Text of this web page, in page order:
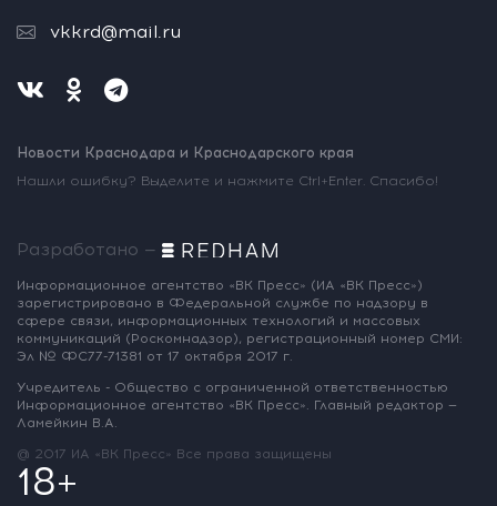
vkkrd@mail.ru
Новости Краснодара и Краснодарского края
Нашли ошибку? Выделите и нажмите Ctrl+Enter. Спасибо!
Разработано —
Информационное агентство «ВК Пресс» (ИА «ВК Пресс»)
зарегистрировано в Федеральной службе по надзору в
сфере связи, информационных технологий и массовых
коммуникаций (Роскомнадзор), регистрационный номер СМИ:
Эл № ФС77-71381 от 17 октября 2017 г.
Учредитель - Общество с ограниченной ответственностью
Информационное агентство «ВК Пресс». Главный редактор —
Ламейкин В.А.
@ 2017 ИА «ВК Пресс» Все права защищены
18+